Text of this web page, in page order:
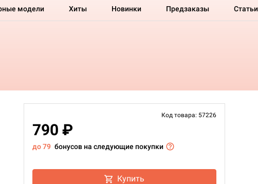
модели Хиты Новинки Предзаказы Статьи
Код товара: 57226
790 ₽
до 79 бонусов на следующие покупки
Купить